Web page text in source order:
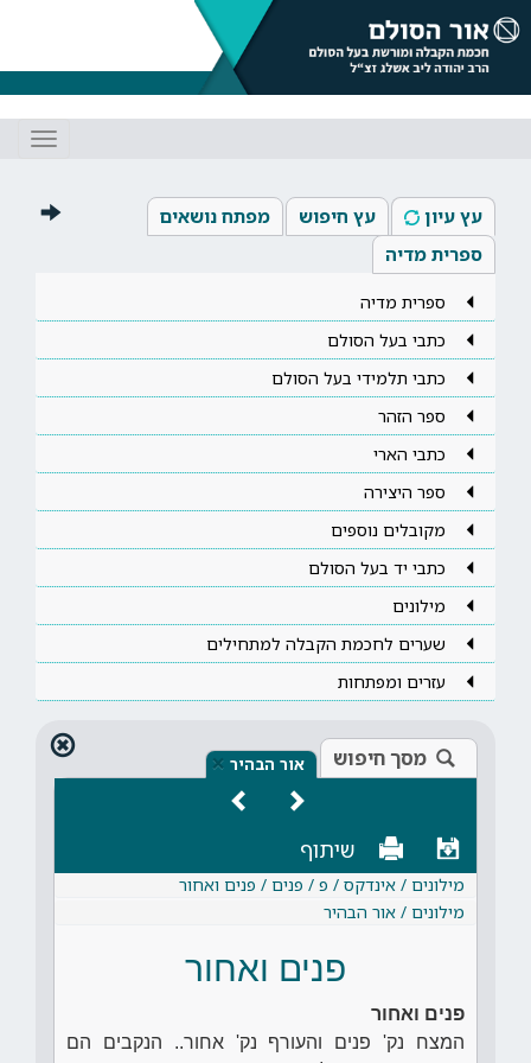
עץ עיון עץ חיפוש
מפתח נושאים
ספרית מדיה
ספרית מדיה
כתבי בעל הסולם
כתבי תלמידי בעל הסולם
ספר הזהר
כתבי הארי
ספר היצירה
מקובלים נוספים
כתבי יד בעל הסולם
מילונים
שערים לחכמת הקבלה למתחילים
עזרים ומפתחות
מסך חיפוש אור הבהיר ×
שיתוף
מילונים / אינדקס / פ / פנים / פנים ואחור
מילונים / אור הבהיר
פנים ואחור
פנים ואחור
המצח נק' פנים והעורף נק' אחור.. הנקבים הם